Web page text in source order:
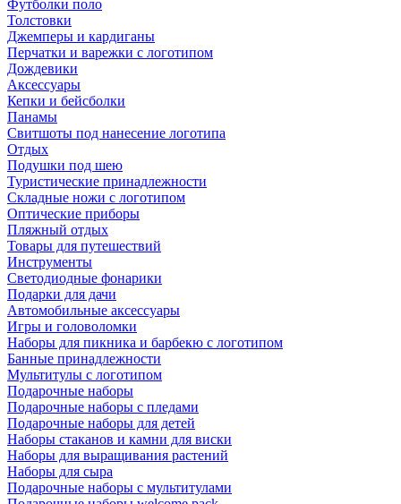
Футболки поло
Толстовки
Джемперы и кардиганы
Перчатки и варежки с логотипом
Дождевики
Аксессуары
Кепки и бейсболки
Панамы
Свитшоты под нанесение логотипа
Отдых
Подушки под шею
Туристические принадлежности
Складные ножи с логотипом
Оптические приборы
Пляжный отдых
Товары для путешествий
Инструменты
Светодиодные фонарики
Подарки для дачи
Автомобильные аксессуары
Игры и головоломки
Наборы для пикника и барбекю с логотипом
Банные принадлежности
Мультитулы с логотипом
Подарочные наборы
Подарочные наборы с пледами
Подарочные наборы для детей
Наборы стаканов и камни для виски
Наборы для выращивания растений
Наборы для сыра
Подарочные наборы с мультитулами